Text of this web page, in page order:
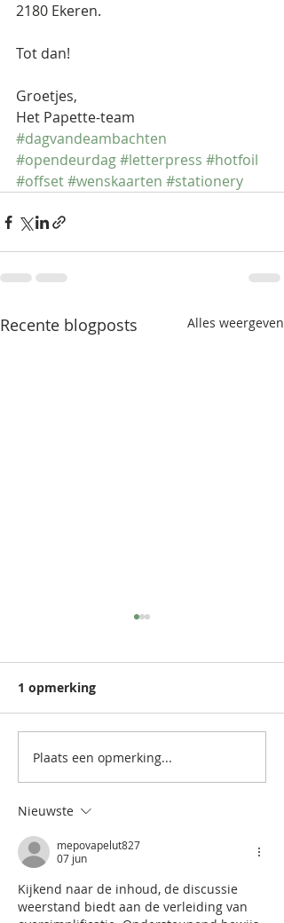
2180 Ekeren.
Tot dan!
Groetjes,
Het Papette-team
#dagvandeambachten
#opendeurdag#letterpress #hotfoil
#offset#wenskaarten #stationery
Recente blogposts Alles weergeven
NEW: Papette x Julie
Vangeel
1 opmerking
Plaats een opmerking...
Nieuwste
mepovapelut827
07 jun
Kijkend naar de inhoud, de discussie
weerstand biedt aan de verleiding van